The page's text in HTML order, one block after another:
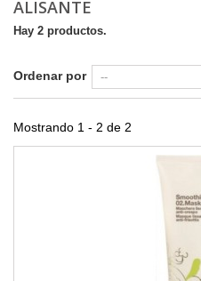
ALISANTE
Hay 2 productos.
Ordenar por
Mostrando 1 - 2 de 2